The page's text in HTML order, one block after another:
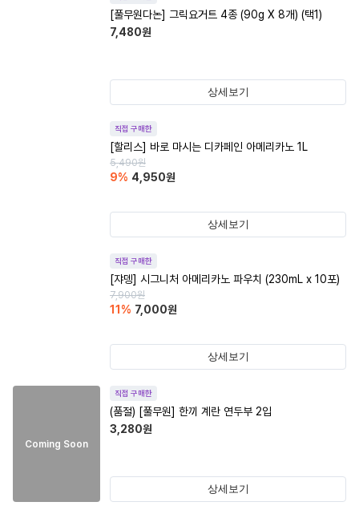
[풀무원다논] 그릭요거트 4종 (90g X 8개) (택1)
7,480원
상세보기
직접 구매한
[할리스] 바로 마시는 디카페인 아메리카노 1L
5,490원
9% 4,950원
상세보기
직접 구매한
[쟈뎅] 시그니처 아메리카노 파우치 (230mL x 10포)
7,900원
11 % 7,000원
상세보기
Coming Soon
직접 구매한
(품절) [풀무원] 한끼 계란 연두부 2입
3,280원
상세보기